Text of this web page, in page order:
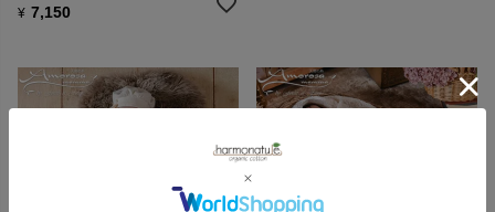
¥ 7,150